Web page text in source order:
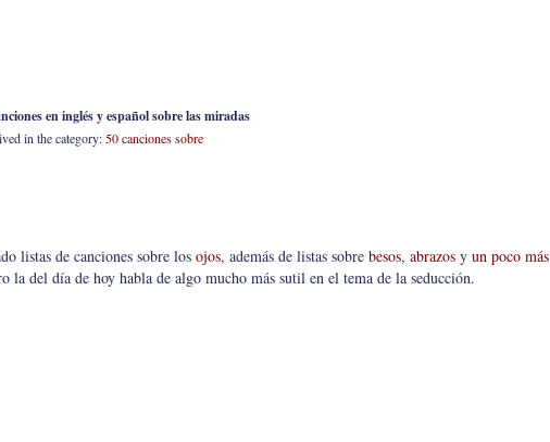
en inglés y español sobre las miradas
in the category: 50 canciones sobre
listas de canciones sobre los ojos, además de listas sobre besos, abrazos y un poco más
la del día de hoy habla de algo mucho más sutil en el tema de la seducción.